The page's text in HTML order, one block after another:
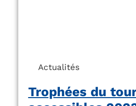
Actualités
Trophées du